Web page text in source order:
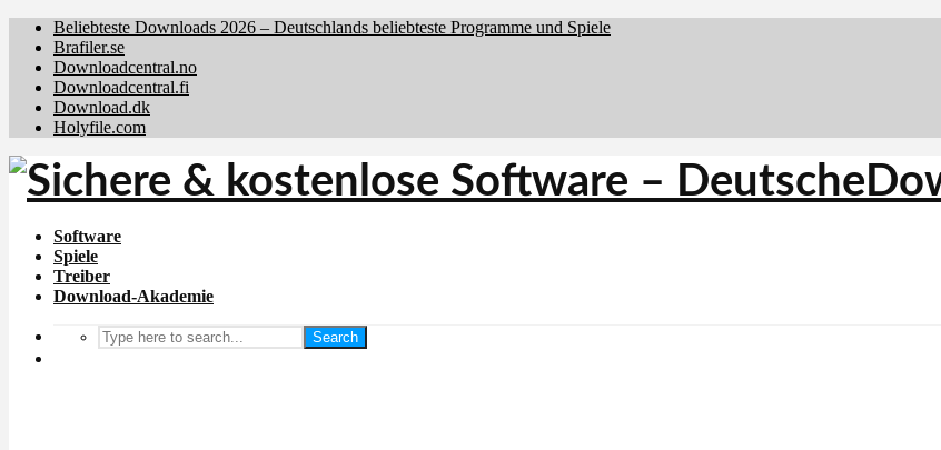
Beliebteste Downloads 2026 – Deutschlands beliebteste Programme und Spiele
Brafiler.se
Downloadcentral.no
Downloadcentral.fi
Download.dk
Holyfile.com
Software
Spiele
Treiber
Download-Akademie
Search